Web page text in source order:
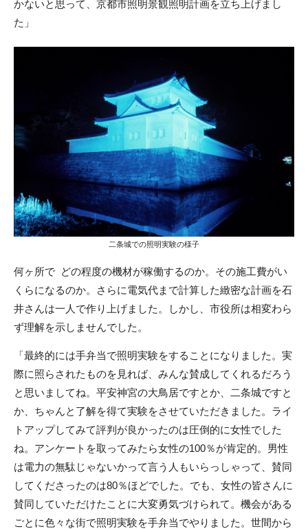
かないと思って、京都市照明景観照明計画を立ち上げまし
た」
二条城での照明実験の様子
何ヶ所で どの程度の機材が稼働するのか。その施工費がい
くらになるのか。さらに電気代まで計算した緻密な計画を石
井さんは一人で作り上げました。しかし、市役所は相変わら
ず理解を示しませんでした。
「最終的には手弁当で照明実験をすることになりました。実
際に照らされたものを見れば、みんな賛成してくれるだろう
と思いましてね。平安神宮の大鳥居ですとか、二条城ですと
か、ちゃんと了解を得て実験をさせていただきました。ライ
トアップしてみて評判が良かったのは圧倒的に女性でした
ね。アンケートを取ってみたら女性の100％が肯定的。男性
は電力の無駄じゃないかって言う人もいらっしゃって、賛同
してくださったのは80％ほどでした。でも、女性の皆さんに
賛同していただけたことに大変勇気づけられて。機会がある
ごとに色々な街で照明実験を手弁当でやりました。世間から